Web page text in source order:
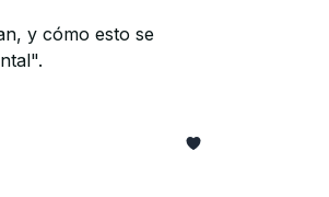
y cómo esto se